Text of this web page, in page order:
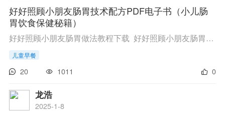
好好照顾小朋友肠胃技术配方PDF电子书（小儿肠
胃饮食保健秘籍）
好好照顾小朋友肠胃做法教程下载 好好照顾小朋友肠胃技术配方教程 链接 点此进入百度网盘下载 ...
儿童早餐
20 1011 0
龙浩
2025-1-8